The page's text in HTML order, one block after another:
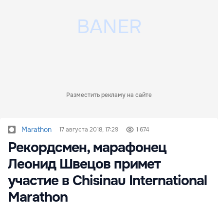
Разместить рекламу на сайте
Marathon 17 августа 2018, 17:29 1 674
Рекордсмен, марафонец
Леонид Швецов примет
участие в Chisinau International
Marathon